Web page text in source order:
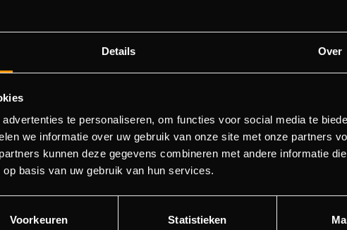
Details Over
te personaliseren, om functies voor social media te
we informatie over uw gebruik van onze site met onze partners
kunnen deze gegevens combineren met andere informatie
basis van uw gebruik van hun services.
Voorkeuren Statistieken
404 - Page Not Found
the page you were about to go to. You can try to find this page